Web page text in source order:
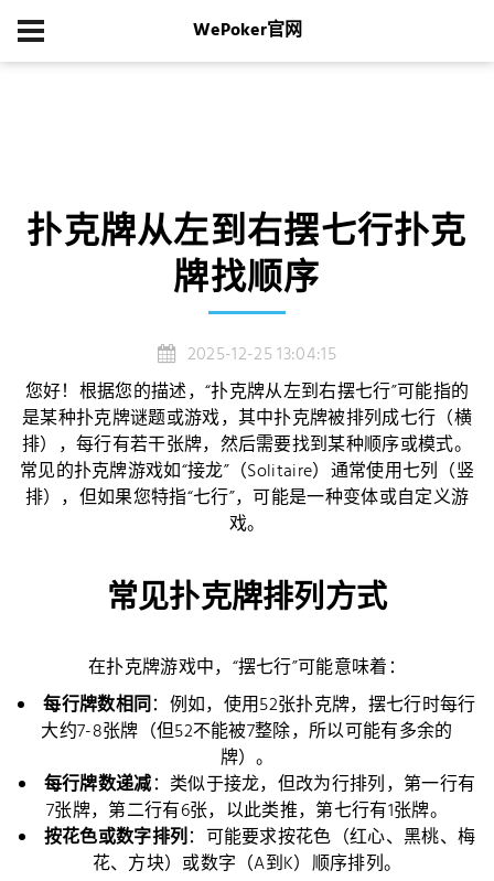
WePoker官网
扑克牌从左到右摆七行扑克
牌找顺序
2025-12-25 13:04:15
您好！根据您的描述，“扑克牌从左到右摆七行”可能指的
是某种扑克牌谜题或游戏，其中扑克牌被排列成七行（横
排），每行有若干张牌，然后需要找到某种顺序或模式。
常见的扑克牌游戏如“接龙”（Solitaire）通常使用七列（竖
排），但如果您特指“七行”，可能是一种变体或自定义游
戏。
常见扑克牌排列方式
在扑克牌游戏中，“摆七行”可能意味着：
每行牌数相同：例如，使用52张扑克牌，摆七行时每行
大约7-8张牌（但52不能被7整除，所以可能有多余的
牌）。
每行牌数递减：类似于接龙，但改为行排列，第一行有
7张牌，第二行有6张，以此类推，第七行有1张牌。
按花色或数字排列：可能要求按花色（红心、黑桃、梅
花、方块）或数字（A到K）顺序排列。